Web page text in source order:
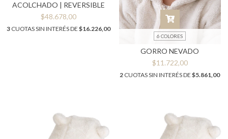
ACOLCHADO | REVERSIBLE
$48.678,00
3CUOTAS SIN INTERÉS DE $16.226,00
6 COLORES
GORRO NEVADO
$11.722,00
2 CUOTAS SIN INTERÉS DE $5.861,00